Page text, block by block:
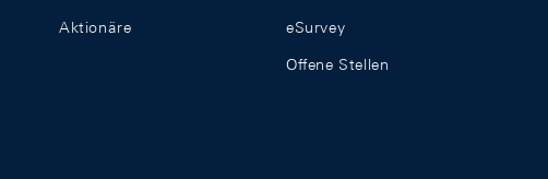
Aktionäre eSurvey
Offene Stellen